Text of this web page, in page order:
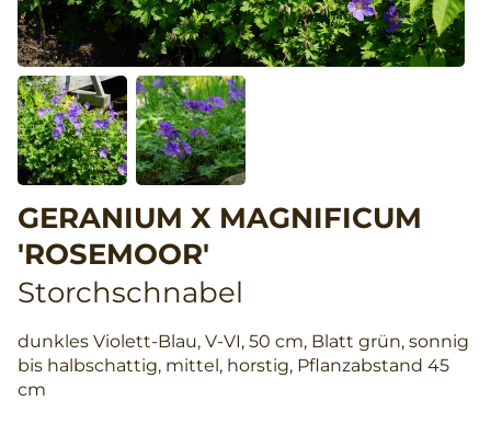
GERANIUM X MAGNIFICUM
'ROSEMOOR'
Storchschnabel
dunkles Violett-Blau, V-VI, 50 cm, Blatt grün, sonnig
bis halbschattig, mittel, horstig, Pflanzabstand 45
cm